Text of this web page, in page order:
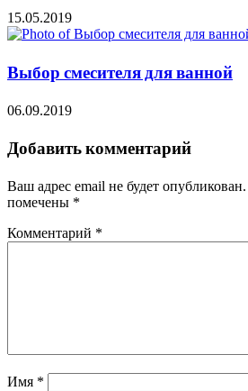
15.05.2019
Выбор смесителя для ванной
06.09.2019
Добавить комментарий
Ваш адрес email не будет опубликован.
помечены *
Комментарий *
Имя *